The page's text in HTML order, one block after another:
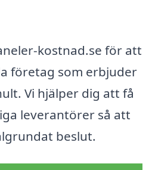
kostnad.se för att
företag som erbjuder
Vi hjälper dig att få
leverantörer så att
beslut.